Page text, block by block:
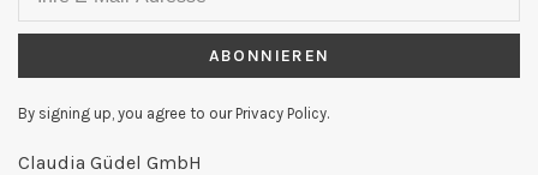
ABONNIEREN
By signing up, you agree to our Privacy Policy.
Claudia Güdel GmbH